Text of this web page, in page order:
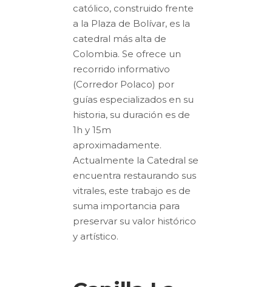
católico, construido frente
a la Plaza de Bolívar, es la
catedral más alta de
Colombia. Se ofrece un
recorrido informativo
(Corredor Polaco) por
guías especializados en su
historia, su duración es de
1h y 15m
aproximadamente.
Actualmente la Catedral se
encuentra restaurando sus
vitrales, este trabajo es de
suma importancia para
preservar su valor histórico
y artístico.